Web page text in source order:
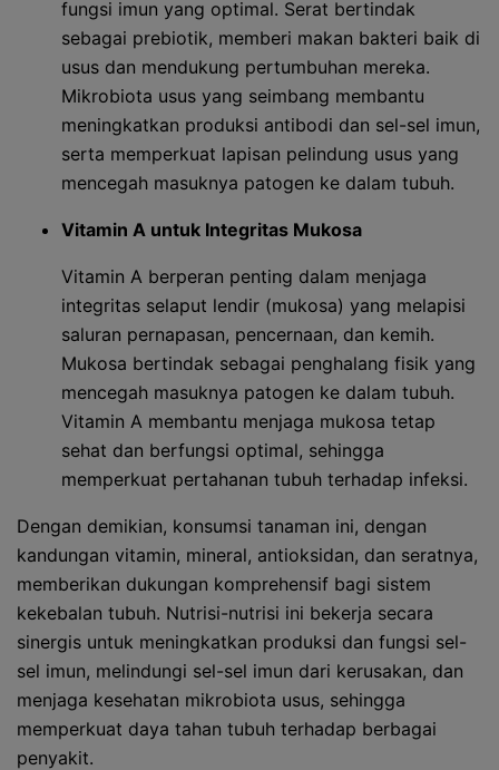
fungsi imun yang optimal. Serat bertindak
sebagai prebiotik, memberi makan bakteri baik di
usus dan mendukung pertumbuhan mereka.
Mikrobiota usus yang seimbang membantu
meningkatkan produksi antibodi dan sel-sel imun,
serta memperkuat lapisan pelindung usus yang
mencegah masuknya patogen ke dalam tubuh.
Vitamin A untuk Integritas Mukosa
Vitamin A berperan penting dalam menjaga
integritas selaput lendir (mukosa) yang melapisi
saluran pernapasan, pencernaan, dan kemih.
Mukosa bertindak sebagai penghalang fisik yang
mencegah masuknya patogen ke dalam tubuh.
Vitamin A membantu menjaga mukosa tetap
sehat dan berfungsi optimal, sehingga
memperkuat pertahanan tubuh terhadap infeksi.
Dengan demikian, konsumsi tanaman ini, dengan
kandungan vitamin, mineral, antioksidan, dan seratnya,
memberikan dukungan komprehensif bagi sistem
kekebalan tubuh. Nutrisi-nutrisi ini bekerja secara
sinergis untuk meningkatkan produksi dan fungsi sel-
sel imun, melindungi sel-sel imun dari kerusakan, dan
menjaga kesehatan mikrobiota usus, sehingga
memperkuat daya tahan tubuh terhadap berbagai
penyakit.